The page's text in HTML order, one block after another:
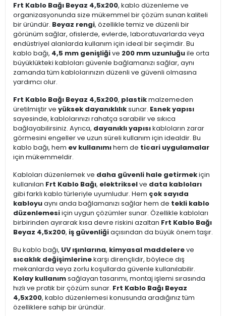
Frt Kablo Bağı Beyaz 4,5x200, kablo düzenleme ve
organizasyonunda size mükemmel bir çözüm sunan kaliteli
bir üründür. Beyaz rengi, özellikle temiz ve düzenli bir
görünüm sağlar, ofislerde, evlerde, laboratuvarlarda veya
endüstriyel alanlarda kullanım için ideal bir seçimdir. Bu
kablo bağı, 4,5 mm genişliğive 200 mm uzunluğuile orta
büyüklükteki kabloları güvenle bağlamanızı sağlar, aynı
zamanda tüm kablolarınızın düzenli ve güvenli olmasına
yardımcı olur.
Frt Kablo Bağı Beyaz 4,5x200, plastikmalzemeden
üretilmiştir ve yüksek dayanıklılıksunar. Esnek yapısı
sayesinde, kablolarınızı rahatça sarabilir ve sıkıca
bağlayabilirsiniz. Ayrıca, dayanıklı yapısıkabloların zarar
görmesini engeller ve uzun süreli kullanım için idealdir. Bu
kablo bağı, hem ev kullanımıhem de ticari uygulamalar
için mükemmeldir.
Kabloları düzenlemek ve daha güvenli hale getirmekiçin
kullanılan Frt Kablo Bağı, elektrikselve data kabloları
gibi farklı kablo türleriyle uyumludur. Hem çok sayıda
kabloyuaynı anda bağlamanızı sağlar hem de tekli kablo
düzenlemesiiçin uygun çözümler sunar. Özellikle kabloları
birbirinden ayırarak kısa devre riskini azaltan Frt Kablo Bağı
Beyaz 4,5x200, iş güvenliğiaçısından da büyük önem taşır.
Bu kablo bağı, UV ışınlarına, kimyasal maddelereve
sıcaklık değişimlerinekarşı dirençlidir, böylece dış
mekanlarda veya zorlu koşullarda güvenle kullanılabilir.
Kolay kullanımsağlayan tasarımı, montaj işlemi sırasında
hızlı ve pratik bir çözüm sunar. Frt Kablo Bağı Beyaz
4,5x200, kablo düzenlemesi konusunda aradığınız tüm
özelliklere sahip bir üründür.